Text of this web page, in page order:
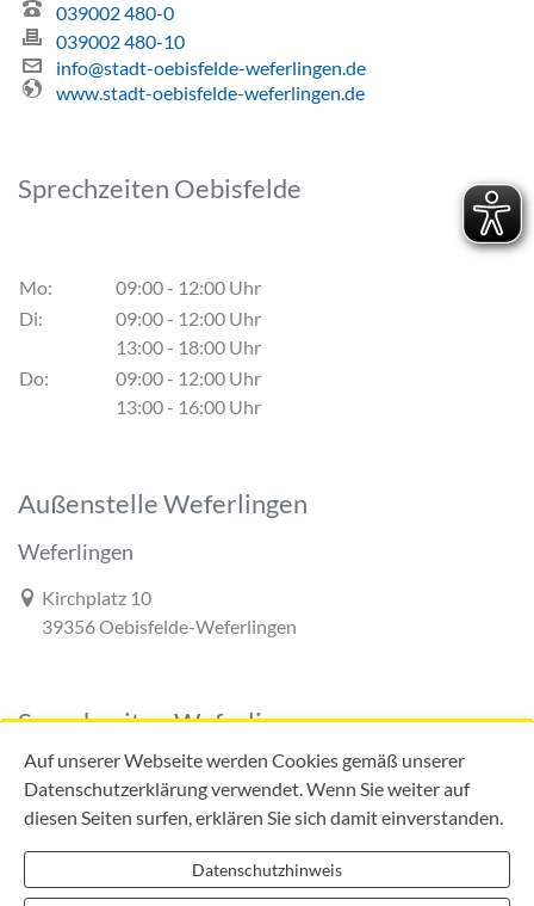
Auf unserer Webseite werden Cookies gemäß unserer
Datenschutzerklärung verwendet. Wenn Sie weiter auf
diesen Seiten surfen, erklären Sie sich damit einverstanden.
Datenschutzhinweis
039002 480-0
039002 480-10
info@stadt-oebisfelde-weferlingen.de
www.stadt-oebisfelde-weferlingen.de
Sprechzeiten Oebisfelde
Mo:
09:00 - 12:00 Uhr
Di:
09:00 - 12:00 Uhr
13:00 - 18:00 Uhr
Do:
09:00 - 12:00 Uhr
13:00 - 16:00 Uhr
Außenstelle Weferlingen
Weferlingen
Link zur Google-Maps Navigation
Kirchplatz 10
39356 Oebisfelde-Weferlingen
Sprechzeiten Weferlingen
Mo:
09:00 - 12:00 Uhr
Di:
09:00 - 12:00 Uhr
13:00 - 18:00 Uhr